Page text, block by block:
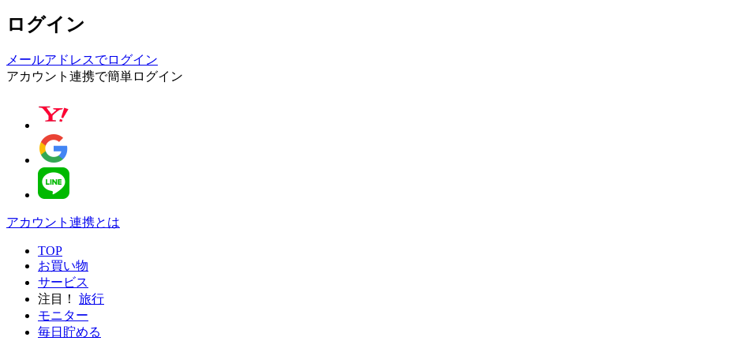
ログイン
メールアドレスでログイン
アカウント連携で簡単ログイン
アカウント連携とは
TOP
お買い物
サービス
注目！
旅行
モニター
毎日貯める